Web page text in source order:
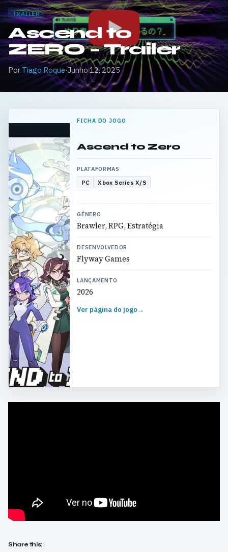
TRAILER
Ascend to
ZERO – Trailer
Por Tiago Roque·Junho 12, 2025
FICHA DO JOGO
Ascend to Zero
PLATAFORMAS
PC Xbox Series X/S
GÉNERO
Brawler, RPG, Estratégia
DESENVOLVEDOR
Flyway Games
LANÇAMENTO
2026
Ver página do jogo→
Share this: